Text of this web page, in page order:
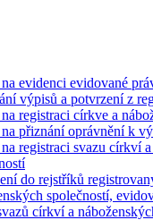
evidenci evidované
výpisů a potvrzení z
registraci církve a
přiznání oprávnění k
registraci svazu církví
do rejstříků
společností,
církví a